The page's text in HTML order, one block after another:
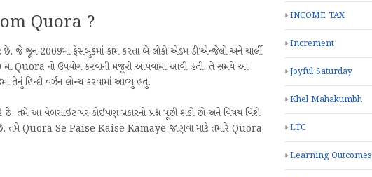
Quora ?
જૂન 2009માં ફેસબુકમાં કામ કરતા બે લોકો એડમ ડી’એન્જેલો અને ચાર્લી
માં Quora નો ઉપયોગ કરવાની મંજૂરી આપવામાં આવી હતી. તે સમયે આ
તેનું હિન્દી વર્ઝન લોન્ચ કરવામાં આવ્યું હતું.
છે. તમે આ વેબસાઇટ પર કોઈપણ પ્રકારનો પ્રશ્ન પૂછી શકો છો અને વિષય વિશે
છે. તમે Quora Se Paise Kaise Kamaye જાણવા માટે તમારે Quora
INCOME TAX
Increment
Joyful Saturday
Khel Mahakumbh
LTC
Learning Outcomes